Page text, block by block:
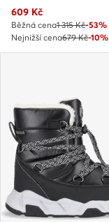
Aktuální cena
609 Kč
Běžná cena1 315 Kč-53%
Nejnižší cena679 Kč-10%